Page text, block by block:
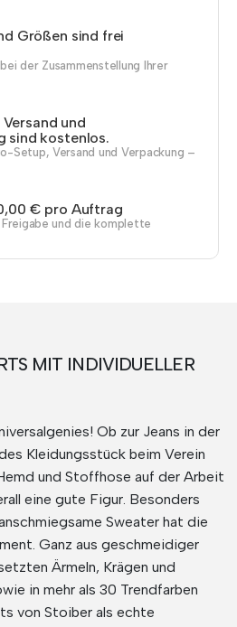
Größen sind frei
der Zusammenstellung Ihrer
und
sind kostenlos.
Setup, Versand und Verpackung –
€ pro Auftrag
und die komplette
MIT INDIVIDUELLER
Ob zur Jeans in der
Kleidungsstück beim Verein
und Stoffhose auf der Arbeit
eine gute Figur. Besonders
Sweater hat die
Ganz aus geschmeidiger
Ärmeln, Krägen und
in mehr als 30 Trendfarben
von Stoiber als echte